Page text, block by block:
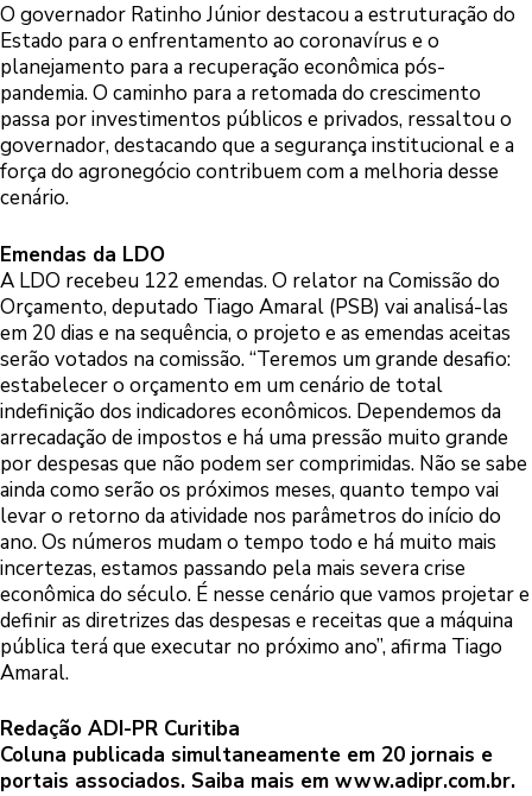
O governador Ratinho Júnior destacou a estruturação do
Estado para o enfrentamento ao coronavírus e o
planejamento para a recuperação econômica pós-
pandemia. O caminho para a retomada do crescimento
passa por investimentos públicos e privados, ressaltou o
governador, destacando que a segurança institucional e a
força do agronegócio contribuem com a melhoria desse
cenário.
Emendas da LDO
A LDO recebeu 122 emendas. O relator na Comissão do
Orçamento, deputado Tiago Amaral (PSB) vai analisá-las
em 20 dias e na sequência, o projeto e as emendas aceitas
serão votados na comissão. “Teremos um grande desafio:
estabelecer o orçamento em um cenário de total
indefinição dos indicadores econômicos. Dependemos da
arrecadação de impostos e há uma pressão muito grande
por despesas que não podem ser comprimidas. Não se sabe
ainda como serão os próximos meses, quanto tempo vai
levar o retorno da atividade nos parâmetros do início do
ano. Os números mudam o tempo todo e há muito mais
incertezas, estamos passando pela mais severa crise
econômica do século. É nesse cenário que vamos projetar e
definir as diretrizes das despesas e receitas que a máquina
pública terá que executar no próximo ano”, afirma Tiago
Amaral.
Redação ADI-PR Curitiba
Coluna publicada simultaneamente em 20 jornais e
portais associados. Saiba mais em www.adipr.com.br.